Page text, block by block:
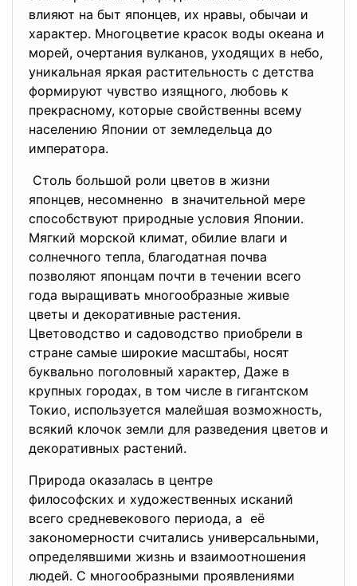
влияют на быт японцев, их нравы, обычаи и
характер. Многоцветие красок воды океана и
морей, очертания вулканов, уходящих в небо,
уникальная яркая растительность с детства
формируют чувство изящного, любовь к
прекрасному, которые свойственны всему
населению Японии от земледельца до
императора.
Столь большой роли цветов в жизни
японцев, несомненно в значительной мере
способствуют природные условия Японии.
Мягкий морской климат, обилие влаги и
солнечного тепла, благодатная почва
позволяют японцам почти в течении всего
года выращивать многообразные живые
цветы и декоративные растения.
Цветоводство и садоводство приобрели в
стране самые широкие масштабы, носят
буквально поголовный характер, Даже в
крупных городах, в том числе в гигантском
Токио, используется малейшая возможность,
всякий клочок земли для разведения цветов и
декоративных растений.
Природа оказалась в центре
философских и художественных исканий
всего средневекового периода, а её
закономерности считались универсальными,
определявшими жизнь и взаимоотношения
людей. С многообразными проявлениями